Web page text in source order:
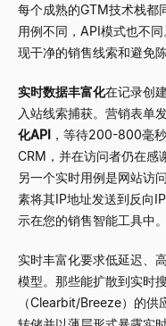
每个成熟的GTM技术栈都
用例不同，API模式也不
现干净的销售线索和避免
实时数据丰富化在记录创
入站线索捕获。营销表单
化API ，等待200-800毫
CRM，并在访问者仍在感
另一个实时用例是网站访
素将其IP地址发送到反向
示在您的销售智能工具中。
实时丰富化要求低延迟、
模型。那些能扩散到实时
（Clearbit/Breeze）的供